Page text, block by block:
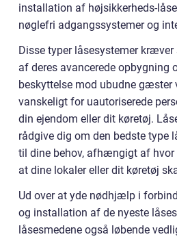
installation af højsikkerheds-
nøglefri adgangssystemer og
Disse typer låsesystemer
af deres avancerede opbygning
beskyttelse mod ubudne gæster
vanskeligt for uautoriserede
din ejendom eller dit køretøj.
rådgive dig om den bedste type
til dine behov, afhængigt af hvor
at dine lokaler eller dit køretøj
Ud over at yde nødhjælp i
og installation af de nyeste
låsesmedene også løbende